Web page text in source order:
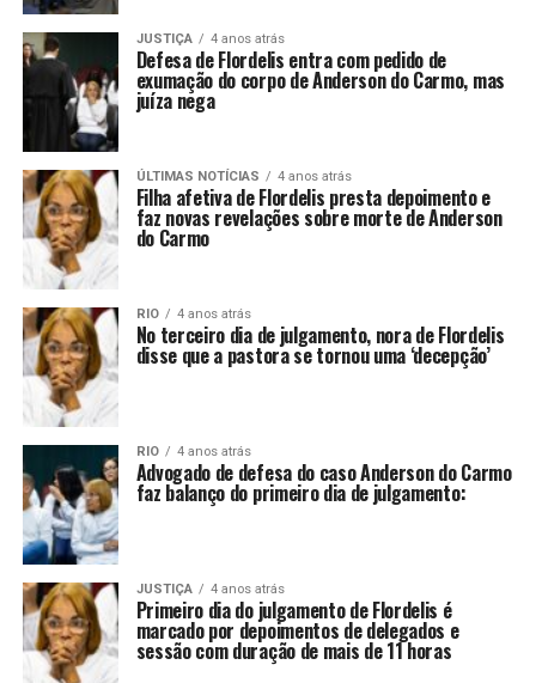
JUSTIÇA 4 anos atrás
Defesa de Flordelis entra com pedido de
exumação do corpo de Anderson do Carmo, mas
juíza nega
ÚLTIMAS NOTÍCIAS 4 anos atrás
Filha afetiva de Flordelis presta depoimento e
faz novas revelações sobre morte de Anderson
do Carmo
RIO 4 anos atrás
No terceiro dia de julgamento, nora de Flordelis
disse que a pastora se tornou uma ‘decepção’
RIO 4 anos atrás
Advogado de defesa do caso Anderson do Carmo
faz balanço do primeiro dia de julgamento:
JUSTIÇA 4 anos atrás
Primeiro dia do julgamento de Flordelis é
marcado por depoimentos de delegados e
sessão com duração de mais de 11 horas